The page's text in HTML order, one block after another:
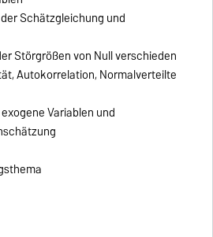
Schätzgleichung und
Störgrößen von Null verschieden
Autokorrelation, Normalverteilte
Variablen und